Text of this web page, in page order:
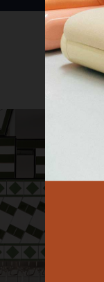
RESTAURANT
DESIGNER